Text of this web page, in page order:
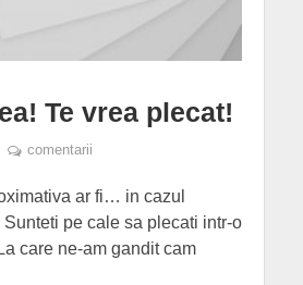
Te vrea plecat!
comentarii
ar fi… in cazul
pe cale sa plecati intr-o
care ne-am gandit cam